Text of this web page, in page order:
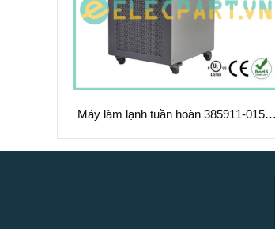
Máy làm lạnh tuần hoàn 385911-015 –